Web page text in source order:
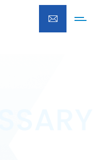
ーナー